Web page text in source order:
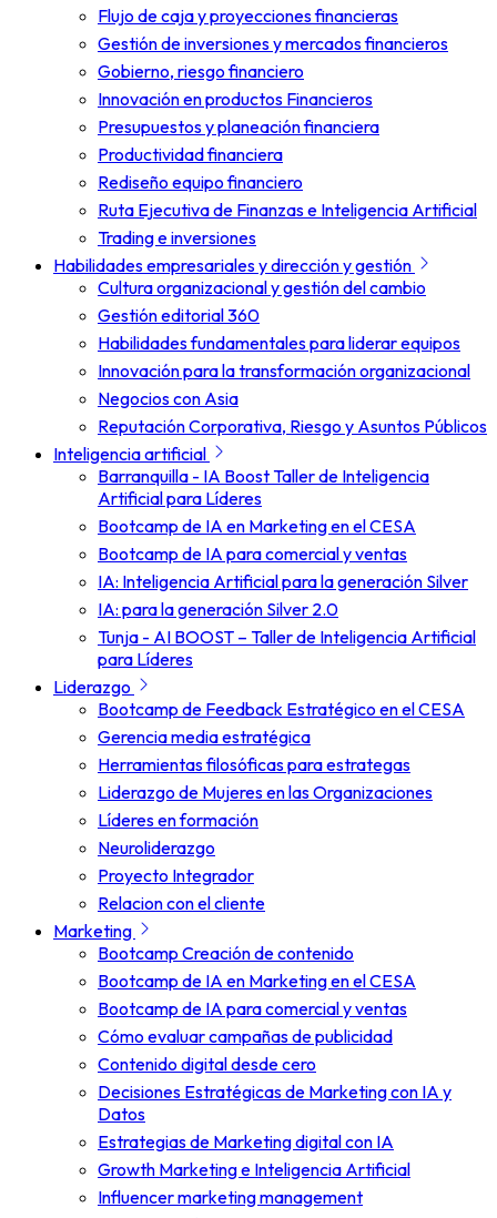
Flujo de caja y proyecciones financieras
Gestión de inversiones y mercados financieros
Gobierno, riesgo financiero
Innovación en productos Financieros
Presupuestos y planeación financiera
Productividad financiera
Rediseño equipo financiero
Ruta Ejecutiva de Finanzas e Inteligencia Artificial
Trading e inversiones
Habilidades empresariales y dirección y gestión
Cultura organizacional y gestión del cambio
Gestión editorial 360
Habilidades fundamentales para liderar equipos
Innovación para la transformación organizacional
Negocios con Asia
Reputación Corporativa, Riesgo y Asuntos Públicos
Inteligencia artificial
Barranquilla - IA Boost Taller de Inteligencia
Artificial para Líderes
Bootcamp de IA en Marketing en el CESA
Bootcamp de IA para comercial y ventas
IA: Inteligencia Artificial para la generación Silver
IA: para la generación Silver 2.0
Tunja - AI BOOST – Taller de Inteligencia Artificial
para Líderes
Liderazgo
Bootcamp de Feedback Estratégico en el CESA
Gerencia media estratégica
Herramientas filosóficas para estrategas
Liderazgo de Mujeres en las Organizaciones
Líderes en formación
Neuroliderazgo
Proyecto Integrador
Relacion con el cliente
Marketing
Bootcamp Creación de contenido
Bootcamp de IA en Marketing en el CESA
Bootcamp de IA para comercial y ventas
Cómo evaluar campañas de publicidad
Contenido digital desde cero
Decisiones Estratégicas de Marketing con IA y
Datos
Estrategias de Marketing digital con IA
Growth Marketing e Inteligencia Artificial
Influencer marketing management